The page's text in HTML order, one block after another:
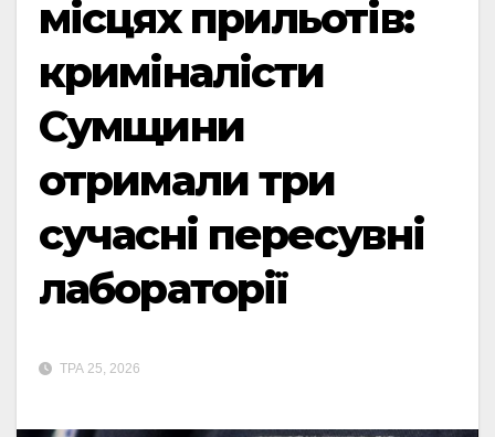
місцях прильотів:
криміналісти
Сумщини
отримали три
сучасні пересувні
лабораторії
ТРА 25, 2026